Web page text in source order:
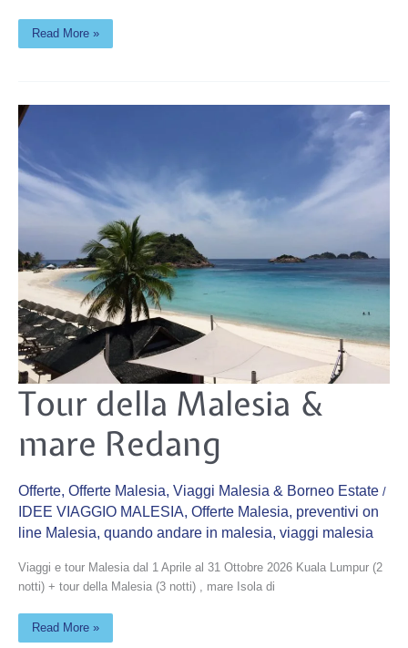
Read More »
Tour della Malesia &
mare Redang
Offerte, Offerte Malesia, Viaggi Malesia & Borneo Estate /
IDEE VIAGGIO MALESIA, Offerte Malesia, preventivi on
line Malesia, quando andare in malesia, viaggi malesia
Viaggi e tour Malesia dal 1 Aprile al 31 Ottobre 2026 Kuala Lumpur (2
notti) + tour della Malesia (3 notti) , mare Isola di
Tour
della
Malesia
Redang
Read More »